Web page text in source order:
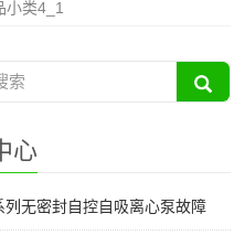
小类4_1
心
列无密封自控自吸离心泵故障